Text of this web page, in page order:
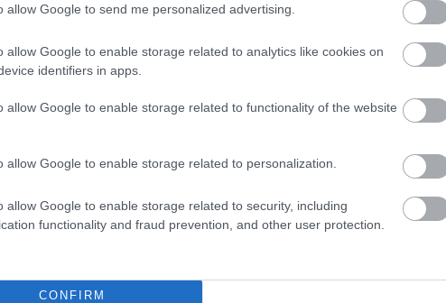
allow Google to send me personalized advertising.
allow Google to enable storage related to analytics like cookies on
identifiers in apps.
allow Google to enable storage related to functionality of the website
allow Google to enable storage related to personalization.
allow Google to enable storage related to security, including
functionality and fraud prevention, and other user protection.
CONFIRM
Zsolt
kell az
dohog:
DXN:
abházia )
(8)